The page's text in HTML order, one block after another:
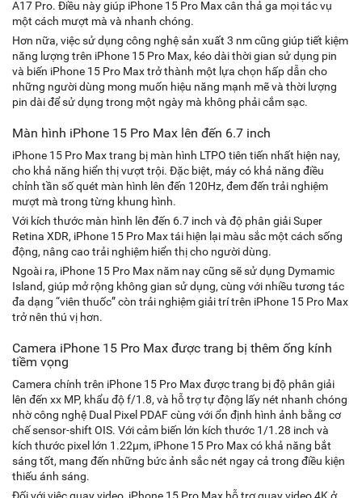
A17 Pro. Điều này giúp iPhone 15 Pro Max cân thả ga mọi tác vụ
một cách mượt mà và nhanh chóng.
Hơn nữa, việc sử dụng công nghệ sản xuất 3 nm cũng giúp tiết kiệm
năng lượng trên iPhone 15 Pro Max, kéo dài thời gian sử dụng pin
và biến iPhone 15 Pro Max trở thành một lựa chọn hấp dẫn cho
những người dùng mong muốn hiệu năng mạnh mẽ và thời lượng
pin dài để sử dụng trong một ngày mà không phải cắm sạc.
Màn hình iPhone 15 Pro Max lên đến 6.7 inch
iPhone 15 Pro Max trang bị màn hình LTPO tiên tiến nhất hiện nay,
cho khả năng hiển thị vượt trội. Đặc biệt, máy có khả năng điều
chỉnh tần số quét màn hình lên đến 120Hz, đem đến trải nghiệm
mượt mà trong từng khung hình.
Với kích thước màn hình lên đến 6.7 inch và độ phân giải Super
Retina XDR, iPhone 15 Pro Max tái hiện lại màu sắc một cách sống
động, nâng cao trải nghiệm hiển thị cho người dùng.
Ngoài ra, iPhone 15 Pro Max năm nay cũng sẽ sử dụng Dymamic
Island, giúp mở rộng không gian sử dụng, cùng với nhiều tương tác
đa dạng “viên thuốc” còn trải nghiệm giải trí trên iPhone 15 Pro Max
trở nên thú vị hơn.
Camera iPhone 15 Pro Max được trang bị thêm ống kính
tiềm vọng
Camera chính trên iPhone 15 Pro Max được trang bị độ phân giải
lên đến xx MP, khẩu độ f/1.8, và hỗ trợ tự động lấy nét nhanh chóng
nhờ công nghệ Dual Pixel PDAF cùng với ổn định hình ảnh bằng cơ
chế sensor-shift OIS. Với cảm biến lớn kích thước 1/1.28 inch và
kích thước pixel lớn 1.22µm, iPhone 15 Pro Max có khả năng bắt
sáng tốt, mang đến những bức ảnh sắc nét ngay cả trong điều kiện
thiếu ánh sáng.